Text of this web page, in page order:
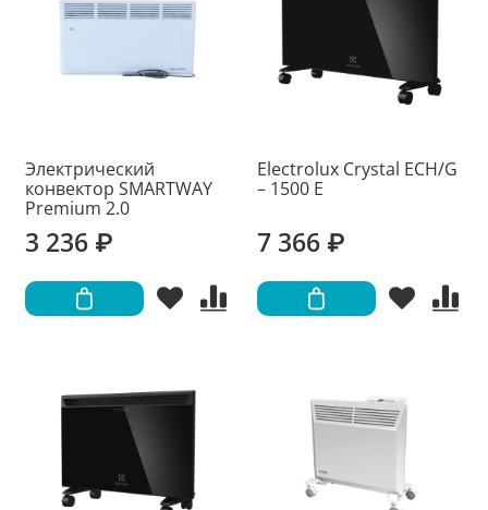
Электрический
конвектор SMARTWAY
Premium 2.0
3 236 ₽
Electrolux Crystal ECH/G
– 1500 E
7 366 ₽